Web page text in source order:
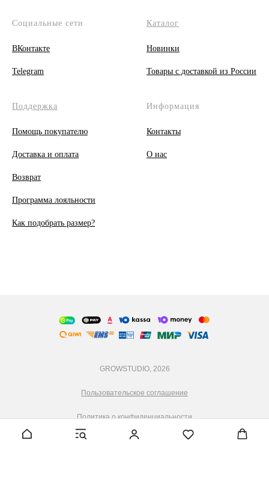
Социальные сети
ВКонтакте
Telegram
Каталог
Новинки
Товары с доставкой из России
Поддержка
Помощь покупателю
Доставка и оплата
Возврат
Программа лояльности
Как подобрать размер?
Информация
Контакты
О нас
GROWSTUDIO, 2026
Пользовательское соглашение
Политика о конфиденциальности